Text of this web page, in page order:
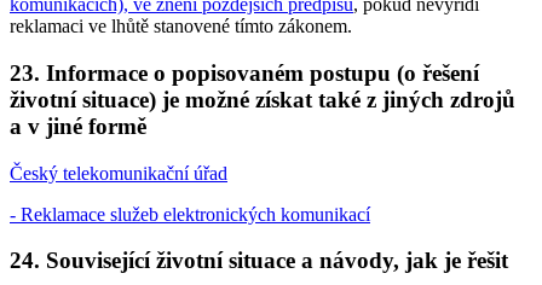
komunikacích), ve znění pozdějších předpisů, pokud nevyřídí
reklamaci ve lhůtě stanovené tímto zákonem.
23. Informace o popisovaném postupu (o řešení
životní situace) je možné získat také z jiných zdrojů
a v jiné formě
Český telekomunikační úřad
- Reklamace služeb elektronických komunikací
24. Související životní situace a návody, jak je řešit